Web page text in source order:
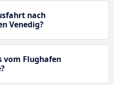
nach
Venedig?
vom Flughafen